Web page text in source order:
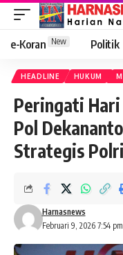
e-Koran New Politik
HEADLINE HUKUM
Peringati
Pol
Strategis Polri
Februari 9, 2026 7:54 pm
Harnasnews